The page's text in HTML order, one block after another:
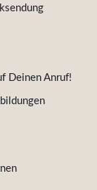
Deinen Anruf!